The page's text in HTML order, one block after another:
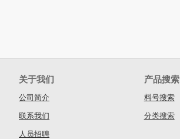
关于我们
公司简介
联系我们
人员招聘
产品搜索
料号搜索
分类搜索